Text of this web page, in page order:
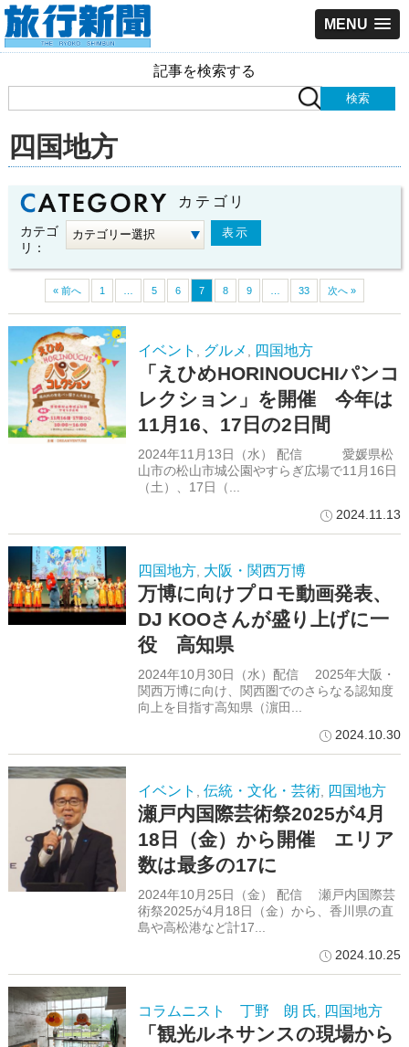
MENU
記事を検索する
四国地方
カテゴリ
カテゴ
リ：
« 前へ 1 5 6 7 8 9 33 次へ »
イベント , グルメ , 四国地方
「えひめHORINOUCHIパンコ
レクション」を開催 今年は
11月16、17日の2日間
2024年11月13日（水） 配信 愛媛県松
山市の松山市城公園やすらぎ広場で11月16日
（土）、17日（...
2024.11.13
四国地方, 大阪・関西万博
万博に向けプロモ動画発表、
DJ KOOさんが盛り上げに一
役 高知県
2024年10月30日（水）配信 2025年大阪・
関西万博に向け、関西圏でのさらなる認知度
向上を目指す高知県（濵田...
2024.10.30
イベント , 伝統・文化・芸術, 四国地方
瀬戸内国際芸術祭2025が4月
18日（金）から開催 エリア
数は最多の17に
2024年10月25日（金） 配信 瀬戸内国際芸
術祭2025が4月18日（金）から、香川県の直
島や高松港など計17...
2024.10.25
コラムニスト 丁野 朗 氏, 四国地方
「観光ルネサンスの現場から